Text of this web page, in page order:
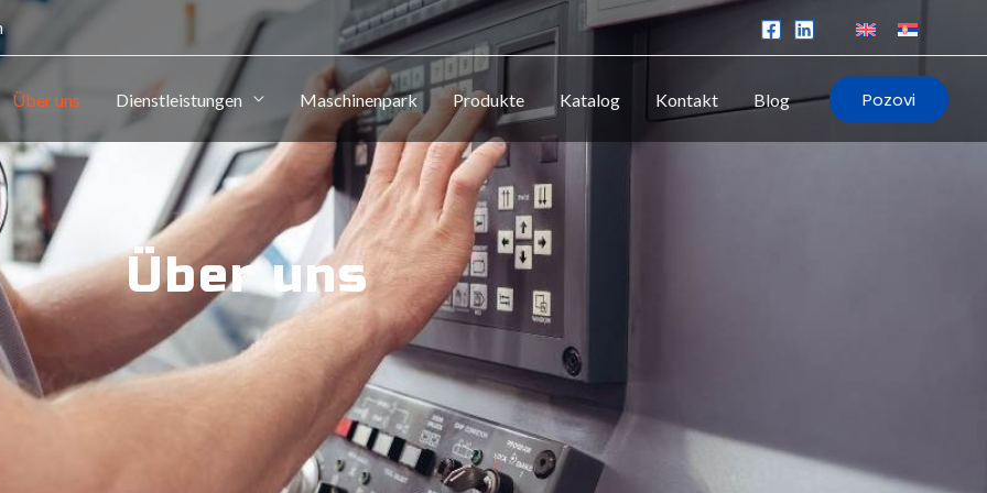
Über uns Dienstleistungen Maschinenpark Produkte Katalog Kontakt Blog Pozovi
Über uns